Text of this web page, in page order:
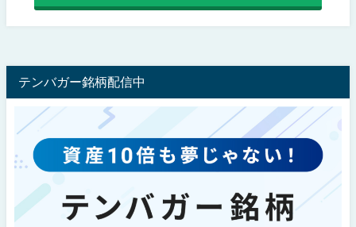
テンバガー銘柄配信中